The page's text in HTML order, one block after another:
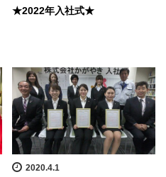
★2022年入社式★
2020.4.1